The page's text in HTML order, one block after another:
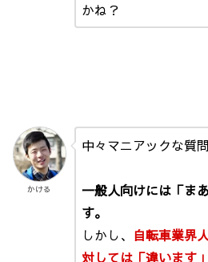
かね？
かける
中々マニアックな質
一般人向けには「ま
す。
しかし、 自転車業界
対しては「違います」